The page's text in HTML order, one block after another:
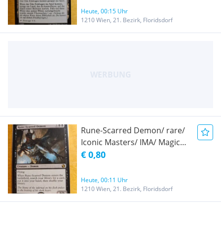
Heute, 00:15 Uhr
1210 Wien, 21. Bezirk, Floridsdorf
Rune-Scarred Demon/ rare/
Iconic Masters/ IMA/ Magic
the Gathering/ MTG! NEU!
€ 0,80
Heute, 00:11 Uhr
1210 Wien, 21. Bezirk, Floridsdorf